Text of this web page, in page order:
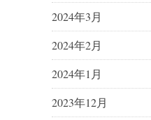
2024年3月
2024年2月
2024年1月
2023年12月